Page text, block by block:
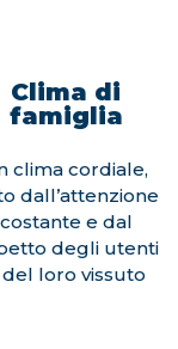
Clima di
famiglia
clima cordiale,
dall’attenzione
costante e dal
degli utenti
loro vissuto